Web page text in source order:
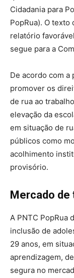
Cidadania para
PopRua). O texto
relatório
segue para a
De acordo com a
promover os
de rua ao
elevação da
em situação de
públicos como
acolhimento
provisório.
Mercado de
A PNTC PopRua
inclusão de
29 anos, em
aprendizagem,
segura no